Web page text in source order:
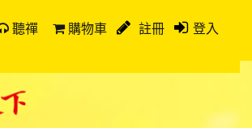
聽禪 購物車 註冊 登入